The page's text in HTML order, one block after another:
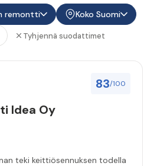
remontti
Koko Suomi
Tyhjennä suodattimet
83/100
Idea Oy
teki keittiösennuksen todella